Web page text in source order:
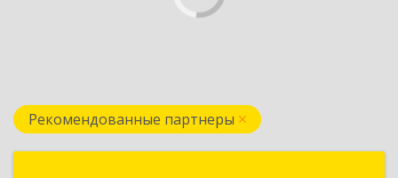
Рекомендованные партнеры